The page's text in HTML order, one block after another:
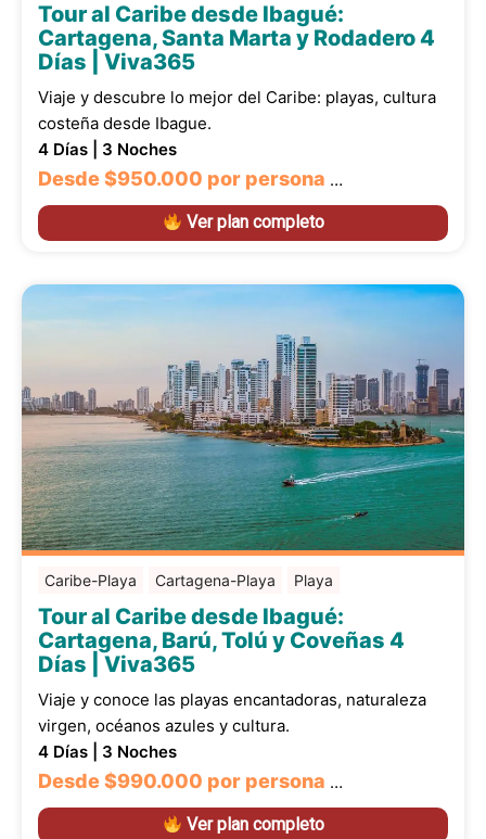
Tour al Caribe desde Ibagué:
Cartagena, Santa Marta y Rodadero 4
Días | Viva365
Viaje y descubre lo mejor del Caribe: playas, cultura
costeña desde Ibague.
4 Días | 3 Noches
Desde$950.000 por persona …
Ver plan completo
Caribe-Playa Cartagena-Playa Playa
Tour al Caribe desde Ibagué:
Cartagena, Barú, Tolú y Coveñas 4
Días | Viva365
Viaje y conoce las playas encantadoras, naturaleza
virgen, océanos azules y cultura.
4 Días | 3 Noches
Desde$990.000 por persona …
Ver plan completo